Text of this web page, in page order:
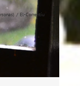
El-Correntíu